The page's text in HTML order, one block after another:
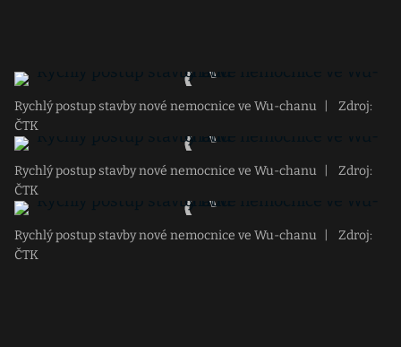
Rychlý postup stavby nové nemocnice ve Wu-chanu
Zdroj:
ČTK
Rychlý postup stavby nové nemocnice ve Wu-chanu
Zdroj:
ČTK
Rychlý postup stavby nové nemocnice ve Wu-chanu
Zdroj:
ČTK